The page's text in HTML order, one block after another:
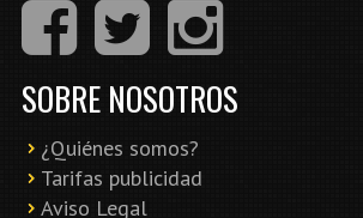
SOBRE NOSOTROS
¿Quiénes somos?
Tarifas publicidad
Aviso Legal